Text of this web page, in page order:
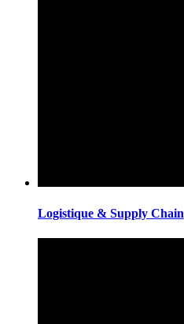
Logistique & Supply Chain